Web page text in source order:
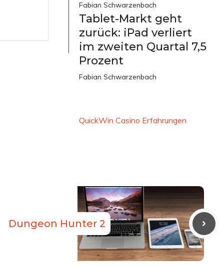
Fabian Schwarzenbach
Tablet-Markt geht
zurück: iPad verliert
im zweiten Quartal 7,5
Prozent
Fabian Schwarzenbach
QuickWin Casino Erfahrungen
Dungeon Hunter 2